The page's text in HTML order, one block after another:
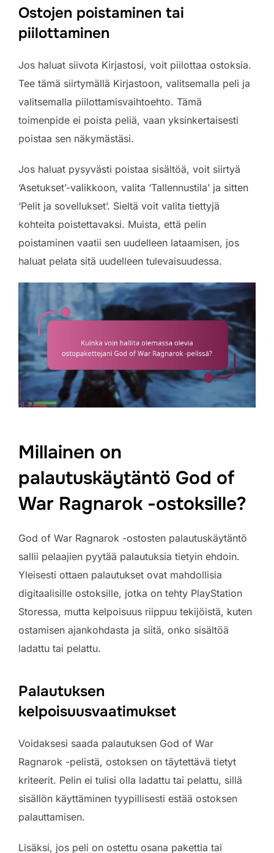
Ostojen poistaminen tai
piilottaminen
Jos haluat siivota Kirjastosi, voit piilottaa ostoksia.
Tee tämä siirtymällä Kirjastoon, valitsemalla peli ja
valitsemalla piilottamisvaihtoehto. Tämä
toimenpide ei poista peliä, vaan yksinkertaisesti
poistaa sen näkymästäsi.
Jos haluat pysyvästi poistaa sisältöä, voit siirtyä
‘Asetukset’-valikkoon, valita ‘Tallennustila’ ja sitten
‘Pelit ja sovellukset’. Sieltä voit valita tiettyjä
kohteita poistettavaksi. Muista, että pelin
poistaminen vaatii sen uudelleen lataamisen, jos
haluat pelata sitä uudelleen tulevaisuudessa.
Millainen on
palautuskäytäntö God of
War Ragnarok -ostoksille?
God of War Ragnarok -ostosten palautuskäytäntö
sallii pelaajien pyytää palautuksia tietyin ehdoin.
Yleisesti ottaen palautukset ovat mahdollisia
digitaalisille ostoksille, jotka on tehty PlayStation
Storessa, mutta kelpoisuus riippuu tekijöistä, kuten
ostamisen ajankohdasta ja siitä, onko sisältöä
ladattu tai pelattu.
Palautuksen
kelpoisuusvaatimukset
Voidaksesi saada palautuksen God of War
Ragnarok -pelistä, ostoksen on täytettävä tietyt
kriteerit. Pelin ei tulisi olla ladattu tai pelattu, sillä
sisällön käyttäminen tyypillisesti estää ostoksen
palauttamisen.
Lisäksi, jos peli on ostettu osana pakettia tai